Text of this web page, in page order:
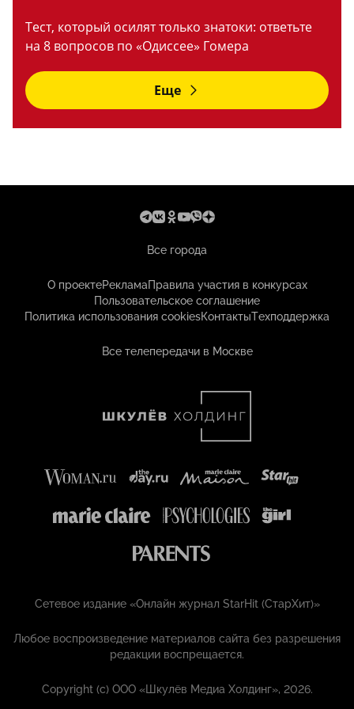
Тест, который осилят только знатоки: ответьте
на 8 вопросов по «Одиссее» Гомера
Еще
Все города
О проектеРекламаПравила участия в конкурсах
Пользовательское соглашение
Политика использования cookiesКонтактыТехподдержка
Все телепередачи в Москве
Сетевое издание «Онлайн журнал StarHit (СтарХит)»
Любое воспроизведение материалов сайта без разрешения
редакции воспрещается.
Copyright (с) ООО «Шкулёв Медиа Холдинг», 2026.